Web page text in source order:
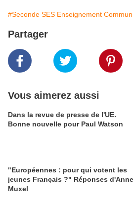
#Seconde SES Enseignement Commun
Partager
Vous aimerez aussi
Dans la revue de presse de l'UE.
Bonne nouvelle pour Paul Watson
"Européennes : pour qui votent les
jeunes Français ?" Réponses d'Anne
Muxel